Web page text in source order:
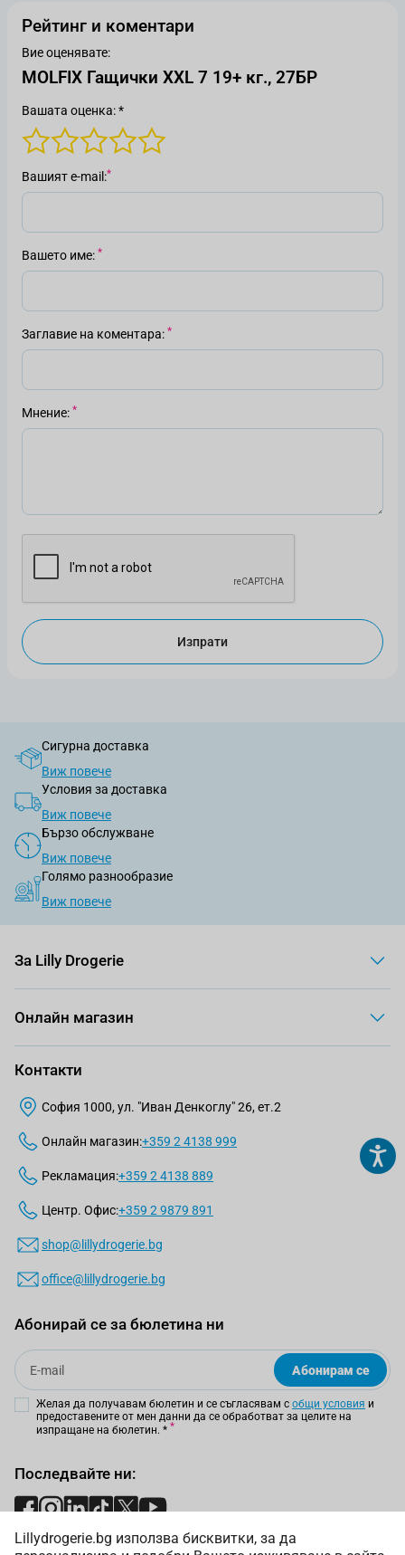
Lillydrogerie.bg използва бисквитки, за да
Рейтинг и коментари
Вие оценявате:
MOLFIX Гащички XXL 7 19+ кг., 27БР
Вашата оценка: *
Вашият е-mail
Вашето име
Заглавие на коментара
Мнение
Изпрати
Сигурна доставка
Виж повече
Условия за доставка
Виж повече
Бързо обслужване
Виж повече
Голямо разнообразие
Виж повече
За Lilly Drogerie
Онлайн магазин
Контакти
София 1000, ул. "Иван Денкоглу" 26, ет.2
Онлайн магазин:+359 2 4138 999
Рекламация:+359 2 4138 889
Центр. Офис:+359 2 9879 891
shop@lillydrogerie.bg
office@lillydrogerie.bg
Абонирай се за бюлетина ни
Email
Абонирам се
Желая да получавам бюлетин и се съгласявам с общи условия и
предоставените от мен данни да се обработват за целите на
изпращане на бюлетин. *
Последвайте ни:
Начини на плащане: